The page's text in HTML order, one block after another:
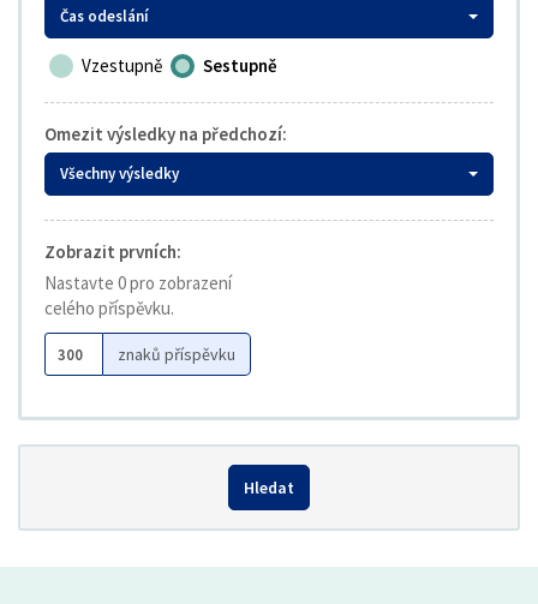
Čas odeslání
Vzestupně Sestupně
Omezit výsledky na předchozí:
Všechny výsledky
Zobrazit prvních:
Nastavte 0 pro zobrazení
celého příspěvku.
znaků příspěvku
Hledat